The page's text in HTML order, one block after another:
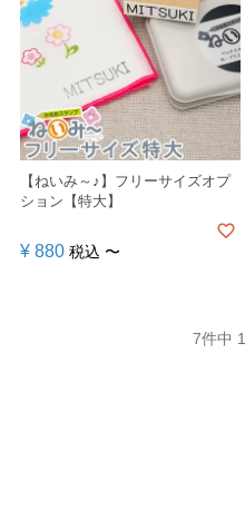
【ねいみ～♪】フリーサイズオプ
ション【特大】
¥ 880 税込 〜
7件中 1